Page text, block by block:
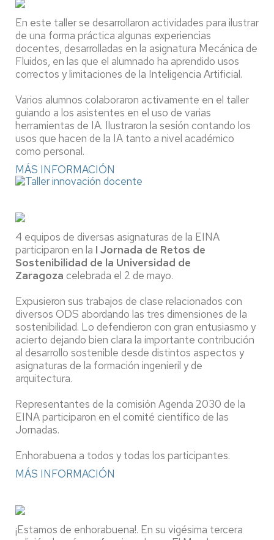
En este taller se desarrollaron actividades para ilustrar
de una forma práctica algunas experiencias
docentes, desarrolladas en la asignatura Mecánica de
Fluidos, en las que el alumnado ha aprendido usos
correctos y limitaciones de la Inteligencia Artificial.
Varios alumnos colaboraron activamente en el taller
guiando a los asistentes en el uso de varias
herramientas de IA. Ilustraron la sesión contando los
usos que hacen de la IA tanto a nivel académico
como personal.
MÁS INFORMACIÓN
4 equipos de diversas asignaturas de la EINA
participaron en la I Jornada de Retos de
Sostenibilidad de la Universidad de
Zaragoza celebrada el 2 de mayo.
Expusieron sus trabajos de clase relacionados con
diversos ODS abordando las tres dimensiones de la
sostenibilidad. Lo defendieron con gran entusiasmo y
acierto dejando bien clara la importante contribución
al desarrollo sostenible desde distintos aspectos y
asignaturas de la formación ingenieril y de
arquitectura.
Representantes de la comisión Agenda 2030 de la
EINA participaron en el comité científico de las
Jornadas.
Enhorabuena a todos y todas los participantes.
MÁS INFORMACIÓN
¡Estamos de enhorabuena!. En su vigésima tercera